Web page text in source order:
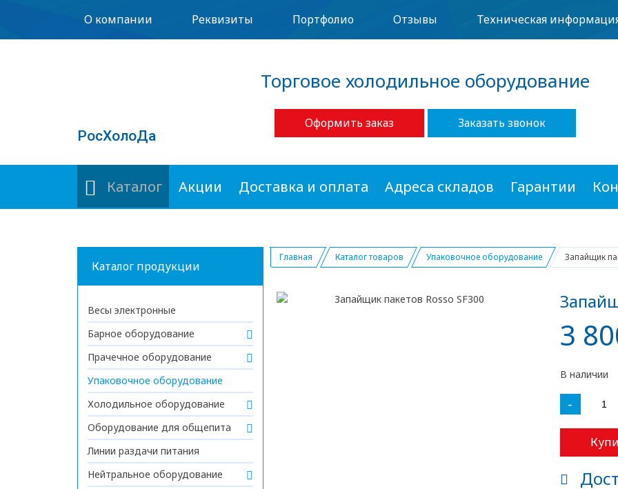
О компании Реквизиты Портфолио Отзывы Техническая
РосХолоДа
Торговое холодильное оборудование
Оформить заказ Заказать звонок
Каталог Акции Доставка и оплата Адреса складов Гарантии
Каталог продукции
Весы электронные
Барное оборудование
Прачечное оборудование
Упаковочное оборудование
Холодильное оборудование
Оборудование для общепита
Линии раздачи питания
Нейтральное оборудование
Главная Каталог товаров Упаковочное оборудование Запайщик
3
В наличии
-